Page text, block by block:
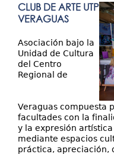
CLUB DE ARTE UTP
VERAGUAS
Asociación bajo la
Unidad de Cultura
del Centro
Regional de
Veraguas compuesta
facultades con la
y la expresión
mediante espacios
práctica, apreciación,